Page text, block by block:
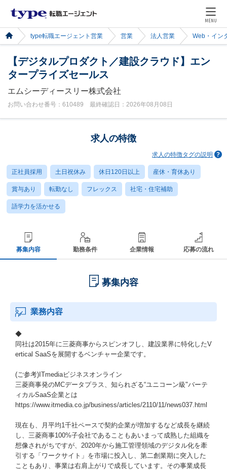
MENU
type転職エージェント営業 営業 法人営業 Web・イン
【デジタルプロダクト／建設クラウド】エン
タープライズセールス
エムシーディースリー株式会社
お問い合わせ番号：610489 最終確認日：2026年08月08日
求人の特徴
求人の特徴タグの説明
正社員採用 土日祝休み 休日120日以上 産休・育休あり
賞与あり 転勤なし フレックス 社宅・住宅補助
語学力を活かせる
募集内容 勤務条件 企業情報 応募の流れ
募集内容
業務内容
◆
同社は2015年に三菱商事からスピンオフし、建設業界に特化したV
ertical SaaSを展開するベンチャー企業です。
(ご参考)ITmediaビジネスオンライン
三菱商事発のMCデータプラス、知られざる“ユニコーン級"バーテ
ィカルSaaS企業とは
https://www.itmedia.co.jp/business/articles/2110/11/news037.html
現在も、月平均1千社ペースで契約企業が増加するなど成長を継続
し、三菱商事100%子会社であることもあいまって成熟した組織を
想像されがちですが、2020年から施工管理領域のデジタル化を牽
引する「ワークサイト」を市場に投入し、第二創業期に突入した
こともあり、事業は右肩上がりで成長しています。その事業成長